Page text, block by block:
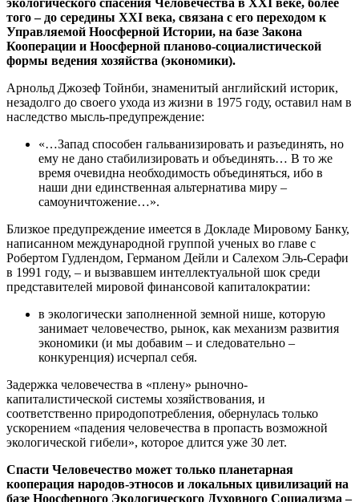
того – до середины XXI века, связана с его переходом к
Управляемой Ноосферной Истории, на базе Закона
Кооперации и Ноосферной планово-социалистической
формы ведения хозяйства (экономики).
Арнольд Джозеф Тойнби, знаменитый английский историк,
незадолго до своего ухода из жизни в 1975 году, оставил нам в
наследство мысль-предупреждение:
«…Запад способен гальванизировать и разъединять, но
ему не дано стабилизировать и объединять… В то же
время очевидна необходимость объединяться, ибо в
наши дни единственная альтернатива миру –
самоуничтожение…».
Близкое предупреждение имеется в Докладе Мировому Банку,
написанном международной группой ученых во главе с
Робертом Гудлендом, Германом Дейли и Салехом Эль-Серафи
в 1991 году, – и вызвавшем интеллектуальной шок среди
представителей мировой финансовой капиталократии:
в экологически заполненной земной нише, которую
занимает человечество, рынок, как механизм развития
экономики (и мы добавим – и следовательно –
конкуренция) исчерпал себя.
Задержка человечества в «плену» рыночно-
капиталистической системы хозяйствования, и
соответственно природопотребления, обернулась только
ускорением «падения человечества в пропасть возможной
экологической гибели», которое длится уже 30 лет.
Спасти Человечество может только планетарная
кооперация народов-этносов и локальных цивилизаций на
базе Ноосферного Экологического Духовного Социализма –